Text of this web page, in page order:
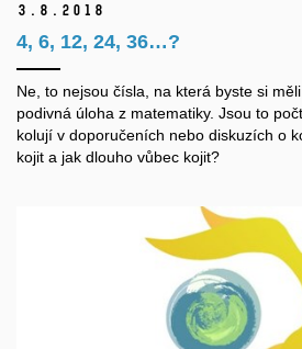
3. 8. 2018
4, 6, 12, 24, 36…?
Ne, to nejsou čísla, na která byste si
podivná úloha z matematiky. Jsou to
kolují v doporučeních nebo diskuzích o
kojit a jak dlouho vůbec kojit?